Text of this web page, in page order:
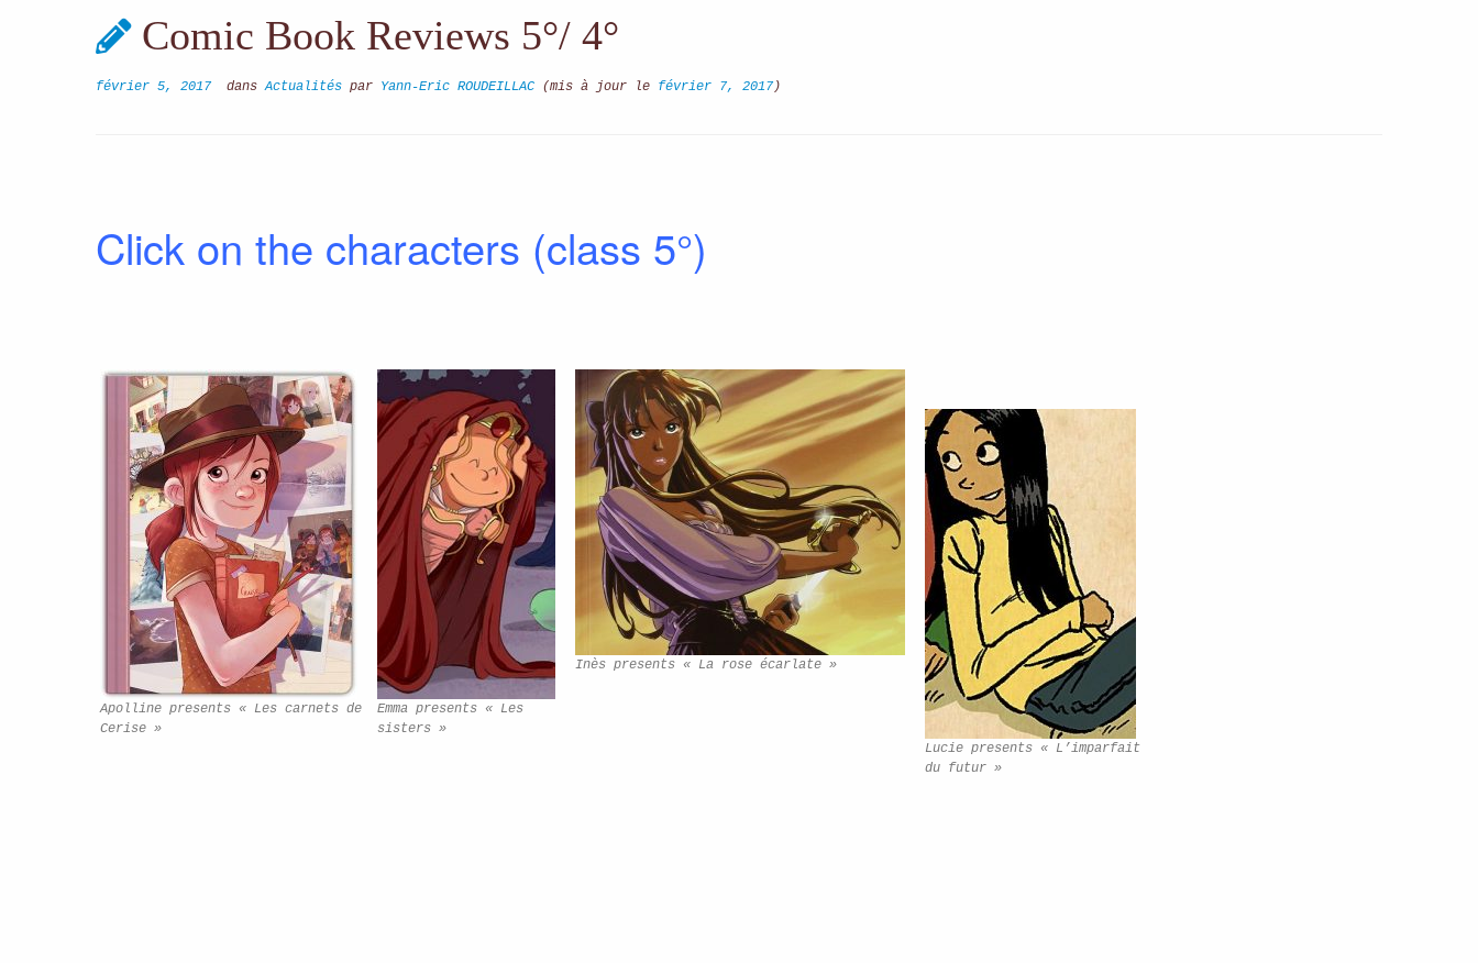
Comic Book Reviews 5°/ 4°
février 5, 2017 dansActualités par Yann-Eric ROUDEILLAC (mis à jour le février 7, 2017)
Click on the characters (class 5°)
Apolline presents « Les carnets de
Cerise »
Emma presents « Les
sisters »
Inès presents « La rose écarlate »
Lucie presents « L’imparfait
du futur »